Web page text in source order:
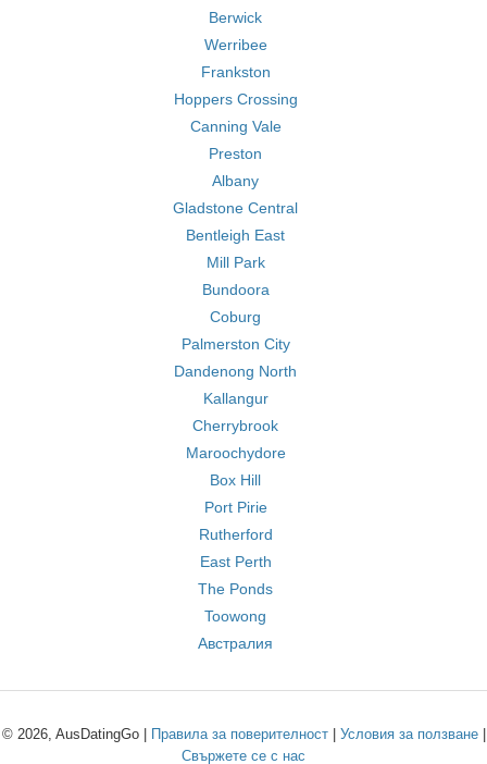
Berwick
Werribee
Frankston
Hoppers Crossing
Canning Vale
Preston
Albany
Gladstone Central
Bentleigh East
Mill Park
Bundoora
Coburg
Palmerston City
Dandenong North
Kallangur
Cherrybrook
Maroochydore
Box Hill
Port Pirie
Rutherford
East Perth
The Ponds
Toowong
Австралия
© 2026, AusDatingGo | Правила за поверителност| Условия за ползване|
Свържете се с нас